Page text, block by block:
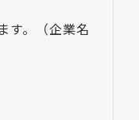
す。（企業名